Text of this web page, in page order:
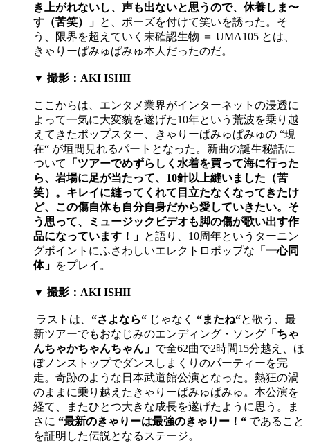
き上がれないし、声も出ないと思うので、休養しま〜
す（苦笑）」 と、ポーズを付けて笑いを誘った。そ
う、限界を超えていく未確認生物 ＝ UMA105 とは、
きゃりーぱみゅぱみゅ本人だったのだ。
▼ 撮影：AKI ISHII
ここからは、エンタメ業界がインターネットの浸透に
よって一気に大変貌を遂げた10年という荒波を乗り越
えてきたポップスター、きゃりーぱみゅぱみゅの “現
在“ が垣間見れるパートとなった。新曲の誕生秘話に
ついて
「ツアーでめずらしく水着を買って海に行った
ら、岩場に足が当たって、10針以上縫いました（苦
笑）。キレイに縫ってくれて目立たなくなってきたけ
ど、この傷自体も自分自身だから愛していきたい。そ
う思って、ミュージックビデオも脚の傷が歌い出す作
品になっています！」 と語り、10周年というターニン
グポイントにふさわしいエレクトロポップな 「一心同
体」 をプレイ。
▼ 撮影：AKI ISHII
ラストは、 “さよなら“ じゃなく “またね“と歌う、最
新ツアーでもおなじみのエンディング・ソング 「ちゃ
んちゃかちゃんちゃん」 で全62曲で2時間15分越え、ほ
ぼノンストップでダンスしまくりのパーティーを完
走。奇跡のような日本武道館公演となった。熱狂の渦
のままに乗り越えたきゃりーぱみゅぱみゅ。本公演を
経て、またひとつ大きな成長を遂げたように思う。ま
さに “最新のきゃりーは最強のきゃりー！“ であること
を証明した伝説となるステージ。